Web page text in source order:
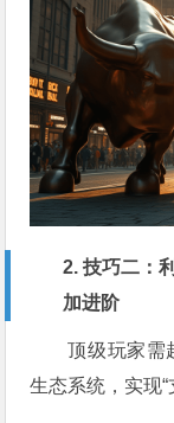
2. 技巧二：
加进阶
顶级玩家需
生态系统，实现“